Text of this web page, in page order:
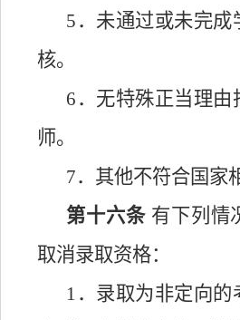
5．未通过或未完成
核。
6．无特殊正当理由
师。
7．其他不符合国家
第十六条 有下列情
取消录取资格：
1．录取为非定向